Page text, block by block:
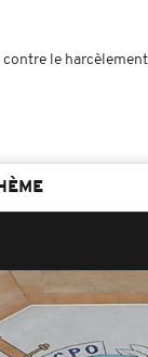
contre le